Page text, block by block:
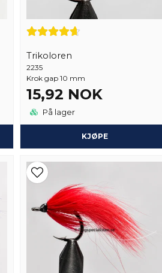
Trikoloren
2235
Krok gap 10 mm
15,92 NOK
På lager
KJØPE